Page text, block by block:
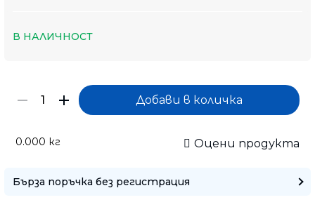
В НАЛИЧНОСТ
0.000 кг Оцени продукта
Бърза поръчка без регистрация